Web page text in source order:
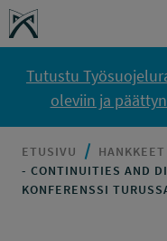
Siirry sisältöön
Työsuojelurahasto
Tutustu
oleviin ja
ETUSIVU
- CONTINUITIES AND
KONFERENSSI